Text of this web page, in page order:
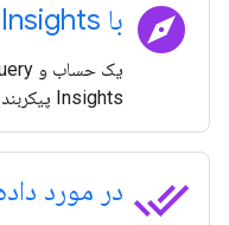
explore با Places Insights شروع کنید
Insights پیکربندی کنید.
done_all در مورد